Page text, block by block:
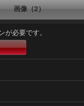
画像（2）
が必要です。